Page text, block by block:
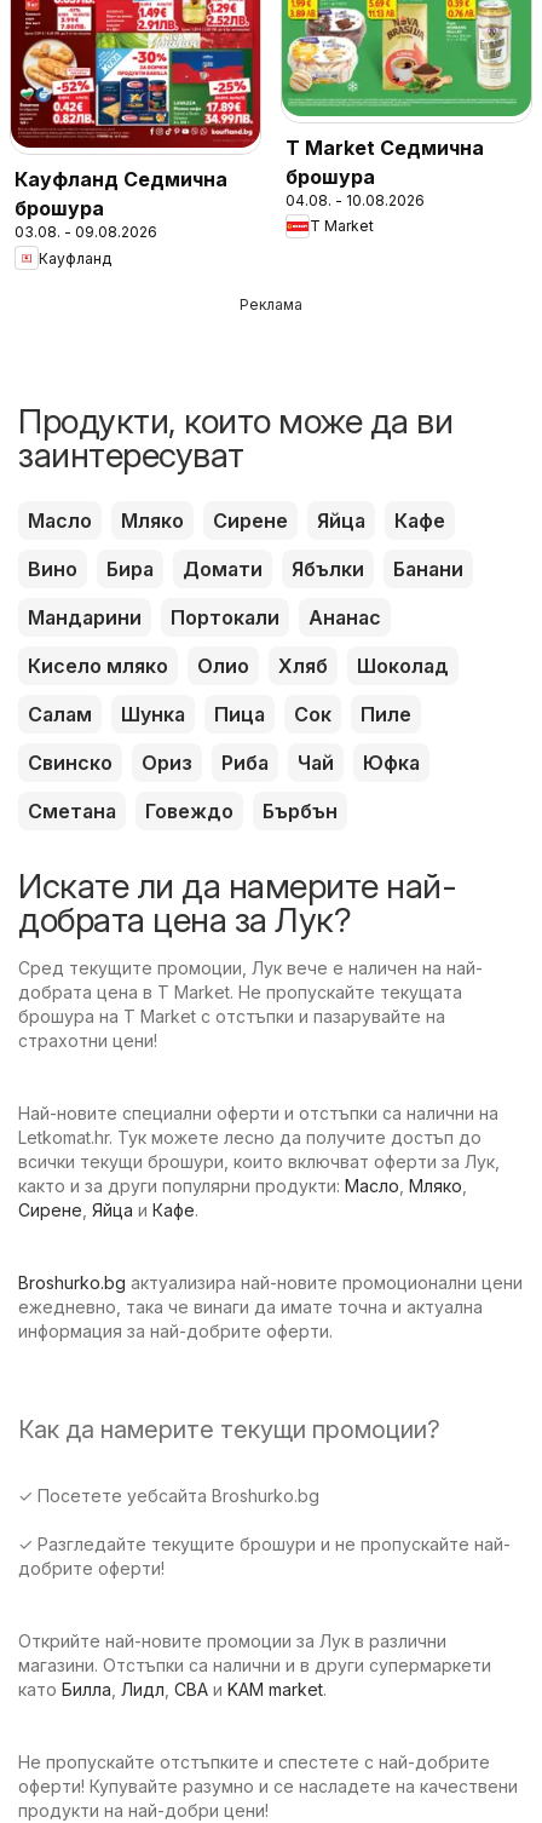
Кауфланд Седмична
брошура
03.08. - 09.08.2026
Кауфланд
T Market Седмична
брошура
04.08. - 10.08.2026
T Market
Реклама
Продукти, които може да ви
заинтересуват
Масло Мляко Сирене Яйца
Кафе
Вино
Бира Домати Ябълки
Банани
Мандарини
Портокали
Ананас
Кисело мляко
Олио Хляб
Шоколад
Салам
Шунка Пица Сок
Пиле
Свинско
Ориз Риба Чай
Юфка
Сметана
Говеждо Бърбън
Искате ли да намерите най-
добрата цена за Лук?
Сред текущите промоции, Лук вече е наличен на най-
добрата цена в T Market. Не пропускайте текущата
брошура на T Market с отстъпки и пазарувайте на
страхотни цени!
Най-новите специални оферти и отстъпки са налични на
Letkomat.hr. Тук можете лесно да получите достъп до
всички текущи брошури, които включват оферти за Лук,
както и за други популярни продукти: Масло, Мляко,
Сирене, Яйца и Кафе.
Broshurko.bg актуализира най-новите промоционални цени
ежедневно, така че винаги да имате точна и актуална
информация за най-добрите оферти.
Как да намерите текущи промоции?
✓ Посетете уебсайта Broshurko.bg
✓ Разгледайте текущите брошури и не пропускайте най-
добрите оферти!
Открийте най-новите промоции за Лук в различни
магазини. Отстъпки са налични и в други супермаркети
като Билла, Лидл, CBA и KAM market.
Не пропускайте отстъпките и спестете с най-добрите
оферти! Купувайте разумно и се насладете на качествени
продукти на най-добри цени!